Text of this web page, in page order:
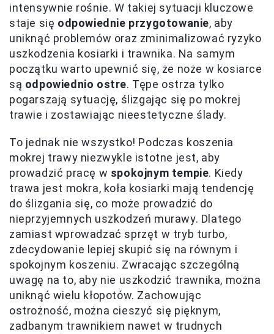
intensywnie rośnie. W takiej sytuacji kluczowe
staje się odpowiednie przygotowanie, aby
uniknąć problemów oraz zminimalizować ryzyko
uszkodzenia kosiarki i trawnika. Na samym
początku warto upewnić się, że noże w kosiarce
są odpowiednio ostre. Tępe ostrza tylko
pogarszają sytuację, ślizgając się po mokrej
trawie i zostawiając nieestetyczne ślady.
To jednak nie wszystko! Podczas koszenia
mokrej trawy niezwykle istotne jest, aby
prowadzić pracę w spokojnym tempie. Kiedy
trawa jest mokra, koła kosiarki mają tendencję
do ślizgania się, co może prowadzić do
nieprzyjemnych uszkodzeń murawy. Dlatego
zamiast wprowadzać sprzęt w tryb turbo,
zdecydowanie lepiej skupić się na równym i
spokojnym koszeniu. Zwracając szczególną
uwagę na to, aby nie uszkodzić trawnika, można
uniknąć wielu kłopotów. Zachowując
ostrożność, można cieszyć się pięknym,
zadbanym trawnikiem nawet w trudnych